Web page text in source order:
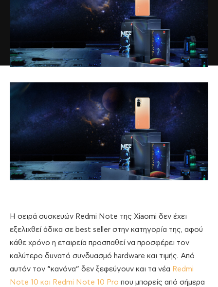
H σειρά συσκευών Redmi Note της Xiaomi δεν έχει
εξελιχθεί άδικα σε best seller στην κατηγορία της, αφού
κάθε χρόνο η εταιρεία προσπαθεί να προσφέρει τον
καλύτερο δυνατό συνδυασμό hardware και τιμής. Από
αυτόν τον “κανόνα” δεν ξεφεύγουν και τα νέα Redmi
Note 10 και Redmi Note 10 Pro που μπορείς από σήμερα